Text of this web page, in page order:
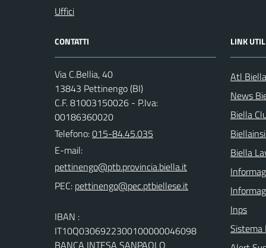
Uffici
CONTATTI
Via C.Bellia, 40
13843 Pettinengo (BI)
C.F. 81003150026 - P.Iva:
00186360020
Telefono:015-84.45.035
E-mail:
PEC:
IBAN :
IT10Q0306922300100000046098
BANCA INTESA SANPAOLO
LINK
Atl Biella
News
Biella
Biella
Inps
Sistema